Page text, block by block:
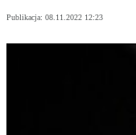
Publikacja: 08.11.2022 12:23